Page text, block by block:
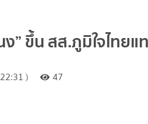
” ขึ้น สส.ภูมิใจไทย
) 47